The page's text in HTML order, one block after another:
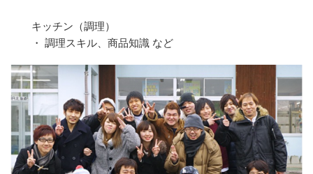
キッチン（調理）
・ 調理スキル、商品知識 など